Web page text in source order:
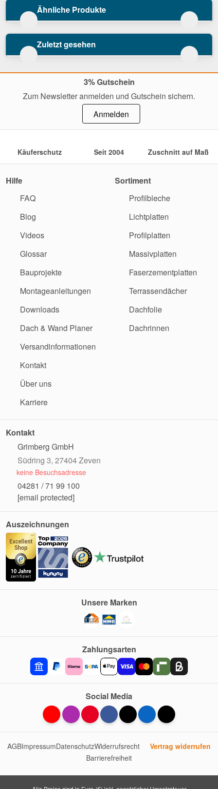
Ähnliche Produkte
Zuletzt gesehen
3% Gutschein
Zum Newsletter anmelden und Gutschein sichern.
Anmelden
Käuferschutz Seit 2004 Zuschnitt auf Maß
Hilfe
FAQ
Blog
Videos
Glossar
Bauprojekte
Montageanleitungen
Downloads
Dach & Wand Planer
Versandinformationen
Kontakt
Über uns
Karriere
Sortiment
Profilbleche
Lichtplatten
Profilplatten
Massivplatten
Faserzementplatten
Terrassendächer
Dachfolie
Dachrinnen
Kontakt
Grimberg GmbH
Südring 3, 27404 Zeven
keine Besuchsadresse
04281 / 71 99 100
[email protected]
Auszeichnungen
Zahlungsarten
Unsere Marken
Social Media
AGBImpressumDatenschutzWiderrufsrecht
Vertrag widerrufen
Barrierefreiheit